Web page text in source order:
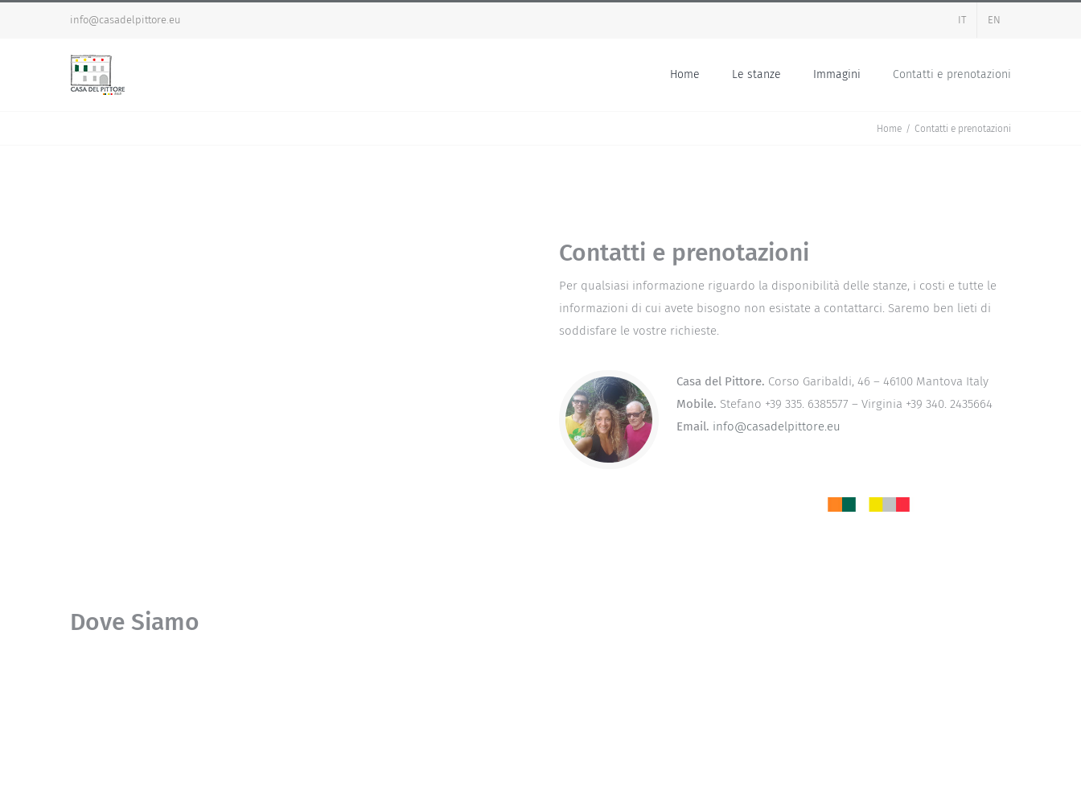
info@casadelpittore.eu IT EN
Home Le stanze Immagini Contatti e prenotazioni
Home / Contatti e prenotazioni
Contatti e prenotazioni
Per qualsiasi informazione riguardo la disponibilità delle stanze, i costi e tutte le
informazioni di cui avete bisogno non esistate a contattarci. Saremo ben lieti di
soddisfare le vostre richieste.
Casa del Pittore. Corso Garibaldi, 46 – 46100 Mantova Italy
Mobile. Stefano +39 335. 6385577 – Virginia +39 340. 2435664
Email. info@casadelpittore.eu
Dove Siamo